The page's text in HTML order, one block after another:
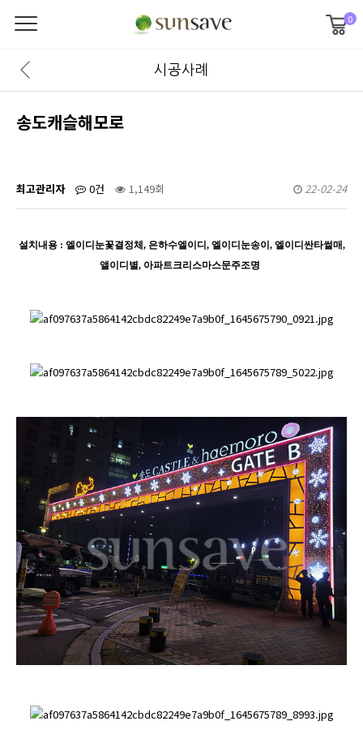
0
시공사례
송도캐슬해모로
최고관리자 0건 1,149회 22-02-24
설치내용 : 엘이디눈꽃결정체, 은하수엘이디, 엘이디눈송이, 엘이디싼타썰매,
앨이디별, 아파트크리스마스문주조명